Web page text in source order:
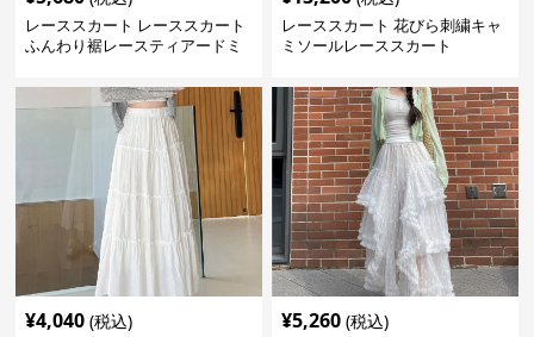
レーススカート レーススカート
ふんわり裾レースティアードミ
レーススカート 花びら刺繍キャ
ミソールレーススカート
¥4,040 (税込) ¥5,260 (税込)